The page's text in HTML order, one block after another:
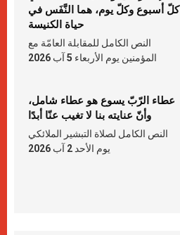
كلّ أسبوع وكلّ يوم، هما النَّفَس في
حياة الكنيسة
النص الكامل للمقابلة العامّة مع
المؤمنين يوم الأربعاء 5 آب 2026
عطاء الرّبّ يسوع هو عطاء شامل،
وأنّ عنايته بنا لا تغيب عنّا أبدًا
النص الكامل لصلاة التبشير الملائكي
يوم الأحد 2 آب 2026